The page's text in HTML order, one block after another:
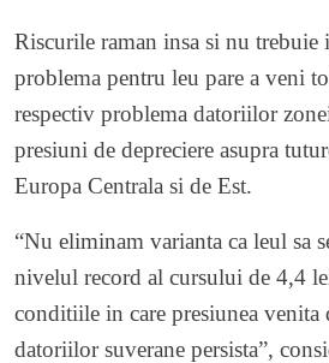
Riscurile raman insa si nu trebuie
problema pentru leu pare a veni
respectiv problema datoriilor
presiuni de depreciere asupra
Europa Centrala si de Est.
“Nu eliminam varianta ca leul sa
nivelul record al cursului de 4,4
conditiile in care presiunea venita
datoriilor suverane persista”,